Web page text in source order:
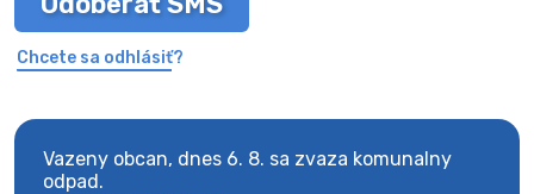
Chcete sa odhlásiť?
Vazeny obcan, dnes 6. 8. sa zvaza komunalny
odpad.